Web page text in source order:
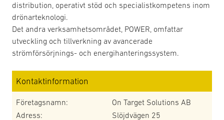
distribution, operativt stöd och specialistkompetens inom
drönarteknologi.
Det andra verksamhetsområdet, POWER, omfattar
utveckling och tillverkning av avancerade
strömförsörjnings- och energihanteringssystem.
Kontaktinformation
Företagsnamn:
On Target Solutions AB
Adress:
Slöjdvägen 25